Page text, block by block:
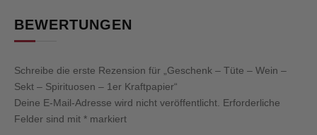
BEWERTUNGEN
Schreibe die erste Rezension für „Geschenk – Tüte – Wein –
Sekt – Spirituosen – 1er Kraftpapier“
Deine E-Mail-Adresse wird nicht veröffentlicht. Erforderliche
Felder sind mit *markiert